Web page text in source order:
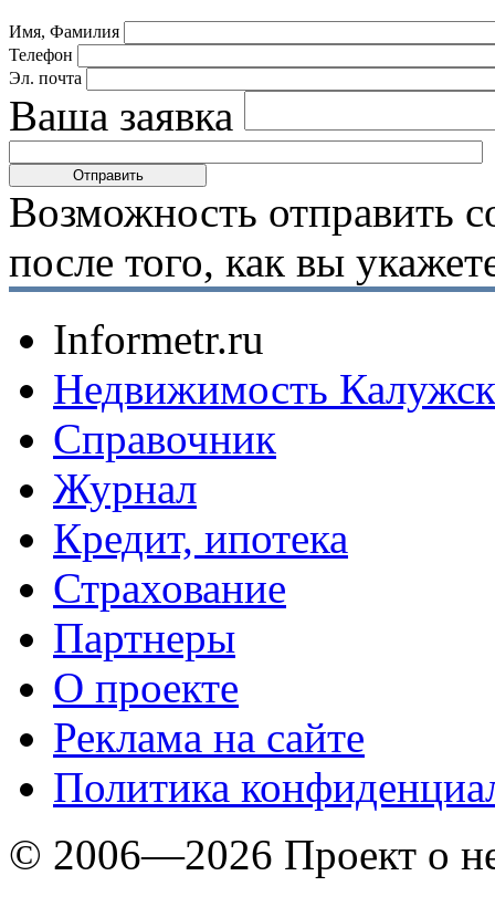
Имя, Фамилия
Телефон
Эл. почта
Ваша заявка
Возможность отправить
после того, как вы
Informetr.ru
Недвижимость
Справочник
Журнал
Кредит, ипотека
Страхование
Партнеры
O проекте
Реклама на сайте
Политика
© 2006—2026 Проект о